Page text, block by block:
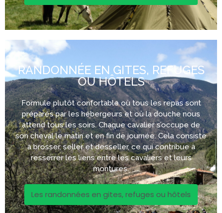
RANDONNÉE EN GITES, REFUGES
OU HÔTELS
Formule plutôt confortable où tous les repas sont
préparés par les hébergeurs et où la douche nous
attend tous les soirs. Chaque cavalier s’occupe de
son cheval le matin et en fin de journée. Cela consiste
à brosser, seller et desseller, ce qui contribue à
resserrer les liens entre les cavaliers et leurs
montures.
Les randonnées en gites, refuges ou hôtels